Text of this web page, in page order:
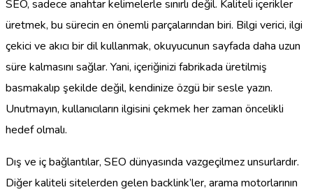
SEO, sadece anahtar kelimelerle sınırlı değil. Kaliteli içerikler
üretmek, bu sürecin en önemli parçalarından biri. Bilgi verici, ilgi
çekici ve akıcı bir dil kullanmak, okuyucunun sayfada daha uzun
süre kalmasını sağlar. Yani, içeriğinizi fabrikada üretilmiş
basmakalıp şekilde değil, kendinize özgü bir sesle yazın.
Unutmayın, kullanıcıların ilgisini çekmek her zaman öncelikli
hedef olmalı.
Dış ve iç bağlantılar, SEO dünyasında vazgeçilmez unsurlardır.
Diğer kaliteli sitelerden gelen backlink’ler, arama motorlarının